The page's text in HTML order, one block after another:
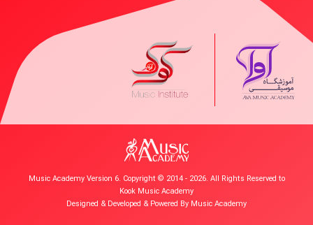
Music Academy Version 6. Copyright © 2014 - 2026. All Rights Reserved to
Kook Music Academy
Designed & Developed & Powered By Music Academy